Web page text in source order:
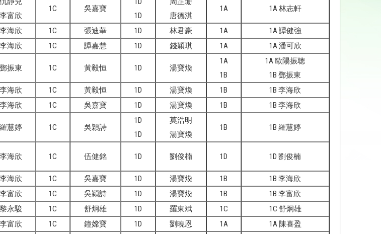
李富欣
1C 吳嘉寶
1D
唐德淇
1A 1A 林志軒
李海欣 1C 張迪華 1D 林君豪 1A
1A 譚健強
李海欣 1C 譚嘉慧 1D 錢穎琪 1A 1A 潘可欣
鄧振東 1C 黃毅恒 1D 湯寶煥
1A
1B
1A 歐陽振聰
1B 鄧振東
李海欣 1C 黃毅恒 1D 湯寶煥 1B
1B 李海欣
李海欣 1C 吳嘉寶 1D 湯寶煥 1B 1B 李海欣
羅慧婷 1C 吳穎詩
1D
1D
莫浩明
湯寶煥
1B 1B 羅慧婷
李海欣 1C 伍健銘 1D 劉俊楠 1D 1D 劉俊楠
李海欣 1C 吳嘉寶 1D 湯寶煥 1B
1B 李海欣
李富欣 1C 吳穎詩 1D 湯寶煥 1B
1B 李富欣
黎永駿 1C 舒炯雄 1D 羅東斌 1C
1C 舒炯雄
李富欣 1C 鐘嫦寶 1D 劉曉恩 1A 1A 陳喜盈